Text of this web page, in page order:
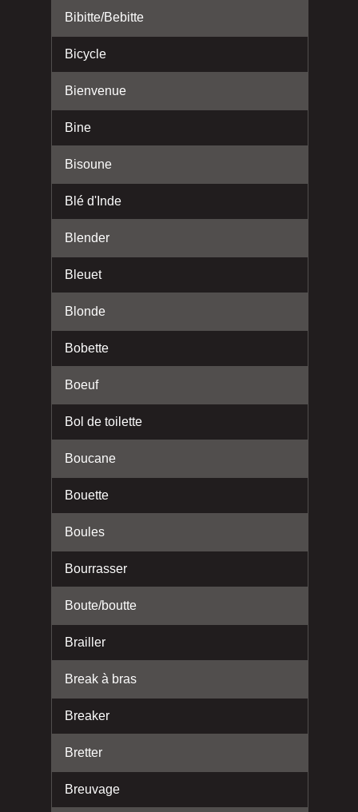
Bibitte/Bebitte
Bicycle
Bienvenue
Bine
Bisoune
Blé d'Inde
Blender
Bleuet
Blonde
Bobette
Boeuf
Bol de toilette
Boucane
Bouette
Boules
Bourrasser
Boute/boutte
Brailler
Break à bras
Breaker
Bretter
Breuvage